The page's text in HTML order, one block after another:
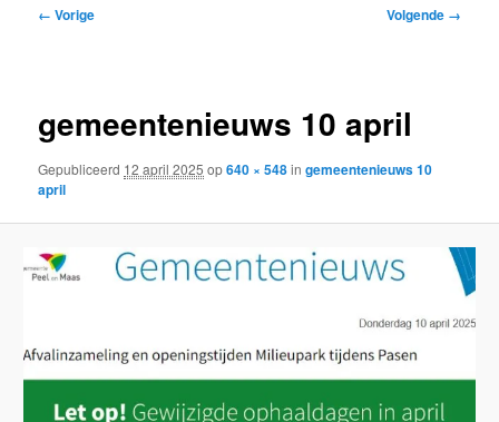
Afbeeldingsnavigatie
← Vorige Volgende →
gemeentenieuws 10 april
Gepubliceerd 12 april 2025 op640 × 548ingemeentenieuws 10
april